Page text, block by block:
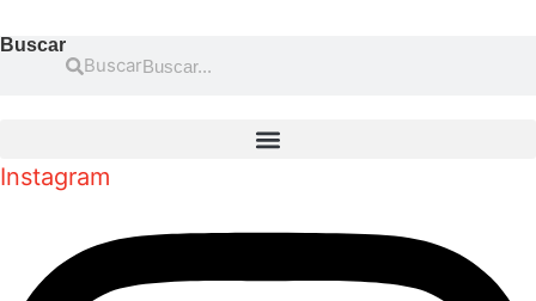
Buscar
Buscar
Instagram